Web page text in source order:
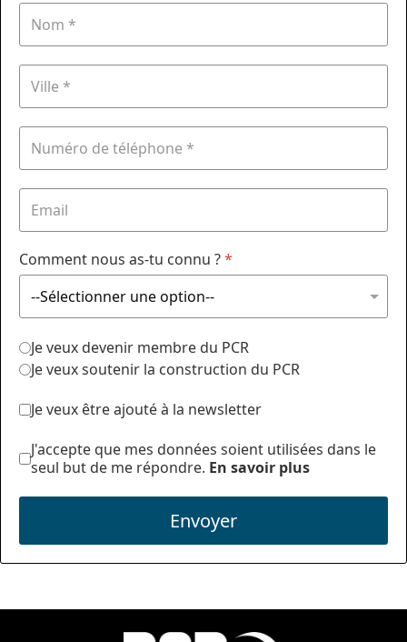
Comment nous as-tu connu ?*
Je veux devenir membre du PCR
Je veux soutenir la construction du PCR
Je veux être ajouté à la newsletter
J'accepte que mes données soient utilisées dans le
seul but de me répondre. En savoir plus
Envoyer